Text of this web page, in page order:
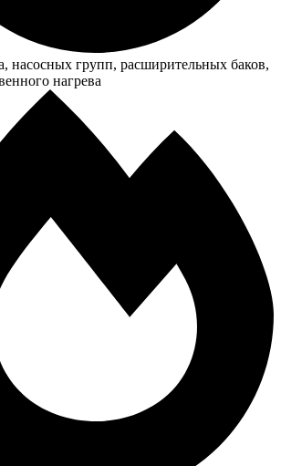
насосных групп, расширительных баков,
нагрева